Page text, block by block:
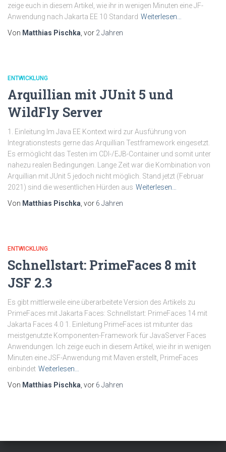
zeige euch in diesem Artikel, wie ihr in wenigen Minuten eine JF-
Anwendung nach Jakarta EE 10 Standard Weiterlesen…
Von Matthias Pischka , vor 2 Jahren
ENTWICKLUNG
Arquillian mit JUnit 5 und
WildFly Server
1. Einleitung Im Java EE Kontext wird zur Ausführung von
Integrationstests gerne das Arquillian Testframework eingesetzt.
Es ermöglicht das Testen im CDI-/EJB-Container und somit unter
nahezu realen Bedingungen. Lange Zeit war die Kombination von
Arquillian mit JUnit 5 jedoch nicht möglich. Stand jetzt (Februar
2021) sind die wesentlichen Hürden aus Weiterlesen…
Von Matthias Pischka , vor 6 Jahren
ENTWICKLUNG
Schnellstart: PrimeFaces 8 mit
JSF 2.3
Es gibt mittlerweile eine überarbeitete Version des Artikels zu
PrimeFaces mit Jakarta Faces: Schnellstart: PrimeFaces 14 mit
Jakarta Faces 4.0 1. Einleitung PrimeFaces ist mitunter das
meistgenutzte Komponenten-Framework für JavaServer Faces
Anwendungen. Ich zeige euch in diesem Artikel, wie ihr in wenigen
Minuten eine JSF-Anwendung mit Maven erstellt, PrimeFaces
einbindet Weiterlesen…
Von Matthias Pischka , vor 6 Jahren